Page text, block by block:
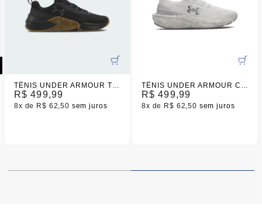
TÊNIS UNDER ARMOUR TRIBASE REPS 2 UNISEX
R$ 499,99
8x R$ 62,50 sem juros
TÊNIS UNDER ARMOUR CHARGED QUICKER 2
R$ 499,99
8x R$ 62,50 sem juros